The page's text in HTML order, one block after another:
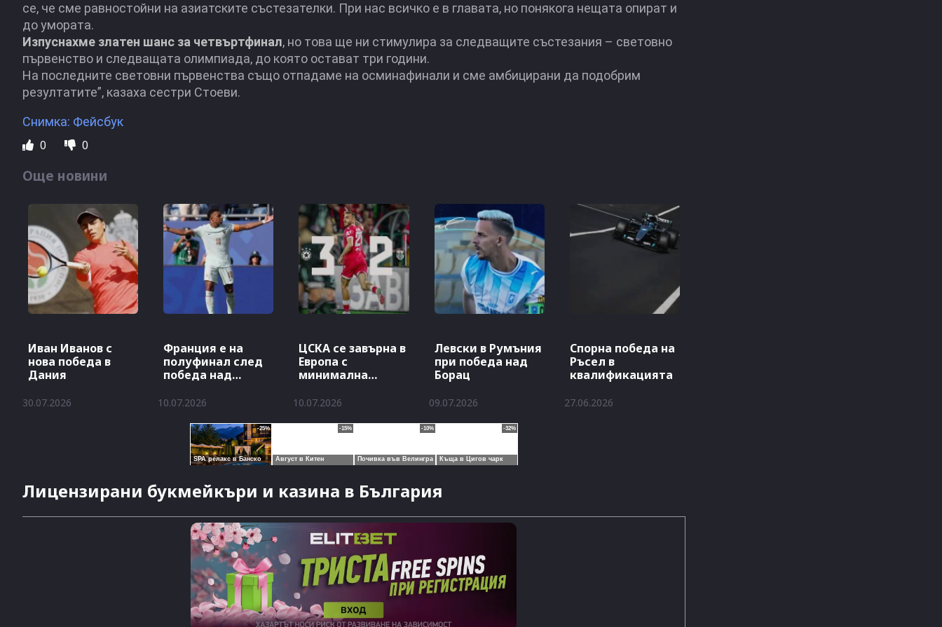
се, че сме равностойни на азиатските състезателки. При нас всичко е в главата, но понякога нещата опират и
до умората.
Изпуснахме златен шанс за четвъртфинал, но това ще ни стимулира за следващите състезания – световно
първенство и следващата олимпиада, до която остават три години.
На последните световни първенства също отпадаме на осминафинали и сме амбицирани да подобрим
резултатите”, казаха сестри Стоеви.
Снимка: Фейсбук
0 0
Още новини
Иван Иванов с
нова победа в
Дания
30.07.2026
Франция е на
полуфинал след
победа над
10.07.2026
ЦСКА се завърна в
Европа с
минимална
10.07.2026
Левски в Румъния
при победа над
Борац
09.07.2026
Спорна победа на
Ръсел в
квалификацията
27.06.2026
Лицензирани букмейкъри и казина в България